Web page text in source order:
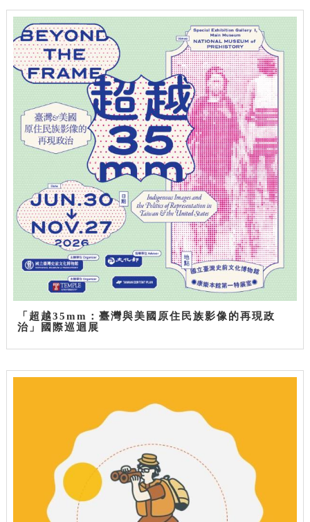
「超越35mm：臺灣與美國原住民族影像的再現政
治」國際巡迴展